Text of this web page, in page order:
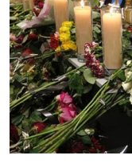
সম্পাদকীয় কলাম
ABOUT US
DIAL SYLHET